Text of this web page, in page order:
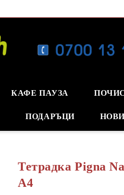
КАФЕ ПАУЗА
ПОДАРЪЦИ
Тетрадка Pigna
А4